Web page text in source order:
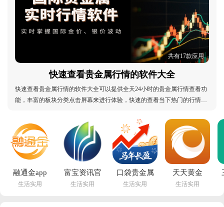
共有17款应用
快速查看贵金属行情的软件大全
快速查看贵金属行情的软件大全可以提供全天24小时的贵金属行情查看功
能，丰富的板块分类点击屏幕来进行体验，快速的查看当下热门的行情来
以在线查看各种内容，实时更新信息来即时获取，还可以在线进行操作十
分的好用，大家都在用的贵金属行情软件快来加入
融通金app
下载官方最
生活实用
富宝资讯官
方版下载
生活实用
口袋贵金属
官方下载
生活实用
天天黄金
app安卓版
生活实用